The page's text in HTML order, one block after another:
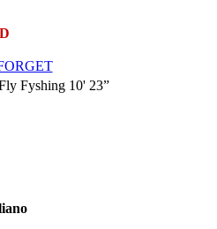
Fyshing 10' 23”